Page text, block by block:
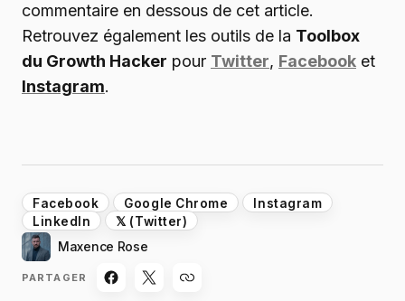
commentaire en dessous de cet article.
Retrouvez également les outils de la Toolbox
du Growth Hacker pour Twitter, Facebook et
Instagram.
Facebook Google Chrome
Instagram
LinkedIn
𝕏 (Twitter)
Maxence Rose
PARTAGER